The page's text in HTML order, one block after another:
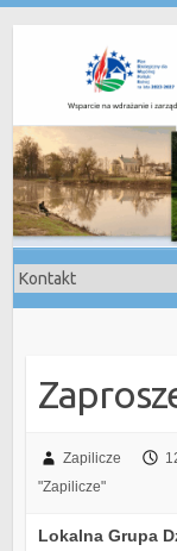
Zapilicze
"Zapilicze"
Lokalna Grupa